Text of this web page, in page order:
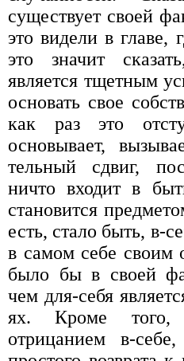
существует своей
это видели в главе,
это значит
является тщетным
основать свое
как раз это
основывает,
тельный сдвиг,
ничто входит в
становится
есть, стало быть, в-
в самом себе своим
было бы в своей
чем для-себя
ях. Кроме того,
отрицанием в-